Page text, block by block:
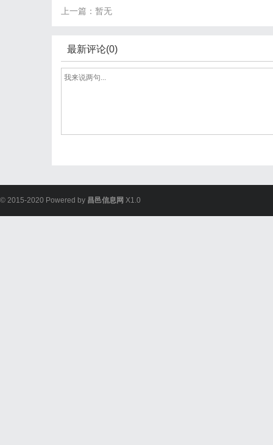
上一篇：暂无
最新评论(0)
© 2015-2020 Powered by 昌邑信息网 X1.0